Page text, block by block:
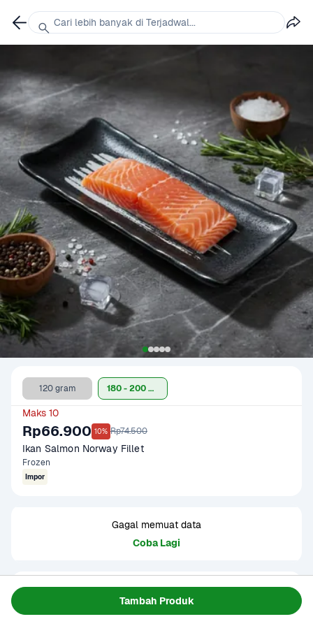
Tambah Produk
120 gram 180 - 200 gram
Maks 10
Rp66.900 10% Rp74.500
Ikan Salmon Norway Fillet
Frozen
Impor
Gagal memuat data
Coba Lagi
Informasi Produk
Cari lebih banyak di Terjadwal...